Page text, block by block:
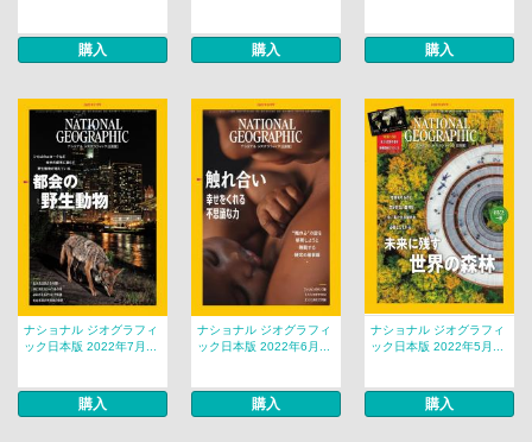
購入 購入 購入
ナショナル ジオグラフィ
ック日本版 2022年7月...
購入
ナショナル ジオグラフィ
ック日本版 2022年6月...
購入
ナショナル ジオグラフィ
ック日本版 2022年5月...
購入